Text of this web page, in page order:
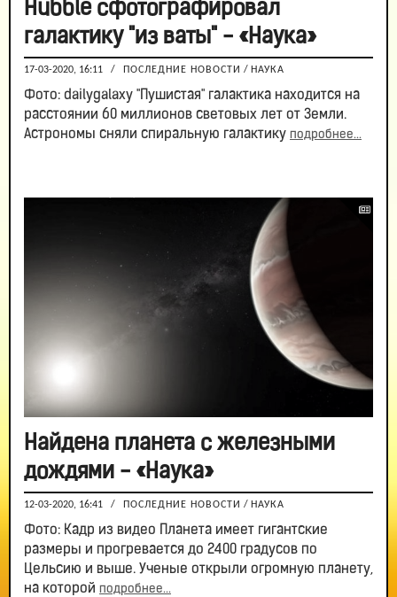
Hubble сфотографировал
галактику "из ваты" - «Наука»
17-03-2020, 16:11 / ПОСЛЕДНИЕ НОВОСТИ / НАУКА
Фото: dailygalaxy "Пушистая" галактика находится на
расстоянии 60 миллионов световых лет от Земли.
Астрономы сняли спиральную галактику подробнее...
Найдена планета с железными
дождями - «Наука»
12-03-2020, 16:41 / ПОСЛЕДНИЕ НОВОСТИ / НАУКА
Фото: Кадр из видео Планета имеет гигантские
размеры и прогревается до 2400 градусов по
Цельсию и выше. Ученые открыли огромную планету,
на которой подробнее...